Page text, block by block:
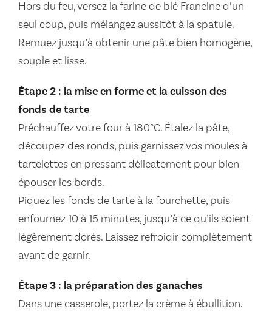
Hors du feu, versez la farine de blé Francine d’un
seul coup, puis mélangez aussitôt à la spatule.
Remuez jusqu’à obtenir une pâte bien homogène,
souple et lisse.
Étape 2 : la mise en forme et la cuisson des
fonds de tarte
Préchauffez votre four à 180°C. Étalez la pâte,
découpez des ronds, puis garnissez vos moules à
tartelettes en pressant délicatement pour bien
épouser les bords.
Piquez les fonds de tarte à la fourchette, puis
enfournez 10 à 15 minutes, jusqu’à ce qu’ils soient
légèrement dorés. Laissez refroidir complètement
avant de garnir.
Étape 3 : la préparation des ganaches
Dans une casserole, portez la crème à ébullition.